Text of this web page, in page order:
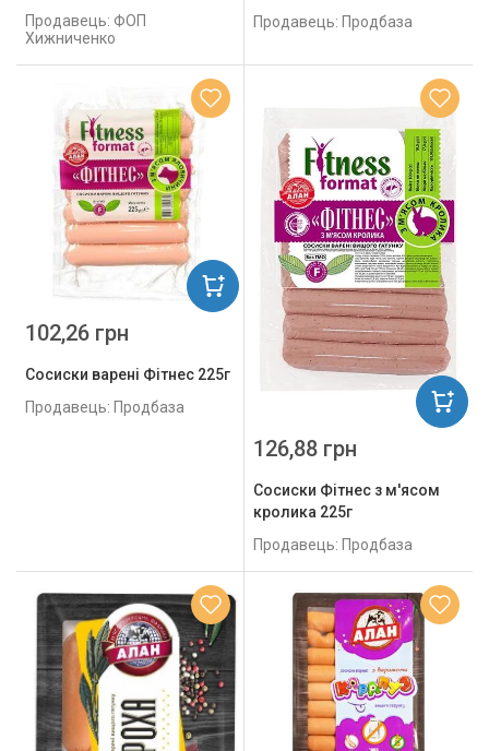
Продавець: ФОП
Хижниченко
Продавець: Продбаза
Сосиски варені Фітнес 225г
Продавець: Продбаза
102,26 грн
Сосиски Фітнес з м'ясом
кролика 225г
Продавець: Продбаза
126,88 грн